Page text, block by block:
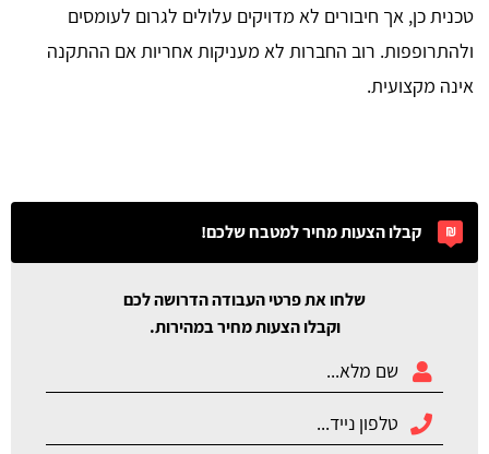
טכנית כן, אך חיבורים לא מדויקים עלולים לגרום לעומסים
ולהתרופפות. רוב החברות לא מעניקות אחריות אם ההתקנה
אינה מקצועית.
קבלו הצעות מחיר למטבח שלכם!
שלחו את פרטי העבודה הדרושה לכם
וקבלו הצעות מחיר במהירות.